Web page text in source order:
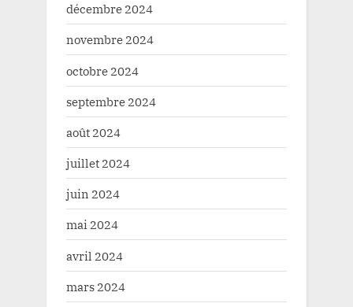
décembre 2024
novembre 2024
octobre 2024
septembre 2024
août 2024
juillet 2024
juin 2024
mai 2024
avril 2024
mars 2024